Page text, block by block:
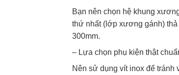
Bạn nên chọn hệ khung
thứ nhất (lớp xương gánh)
300mm.
– Lựa chọn phụ kiện thật
Nên sử dụng vít inox để tránh